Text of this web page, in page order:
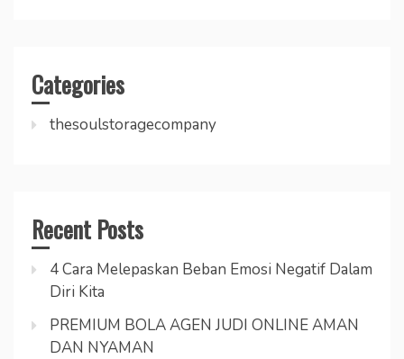
Categories
thesoulstoragecompany
Recent Posts
4 Cara Melepaskan Beban Emosi Negatif Dalam
Diri Kita
PREMIUM BOLA AGEN JUDI ONLINE AMAN
DAN NYAMAN